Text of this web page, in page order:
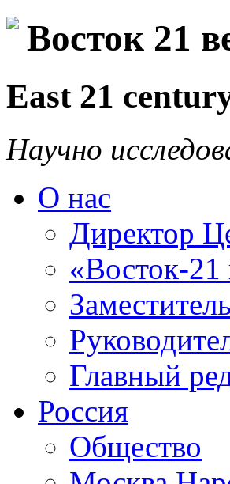
Восток 21
East 21
Научно
О нас
Директор
«Восток-21
Главный
Россия
Общество